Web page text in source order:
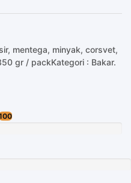
mentega, minyak, corsvet,
gr / packKategori : Bakar.